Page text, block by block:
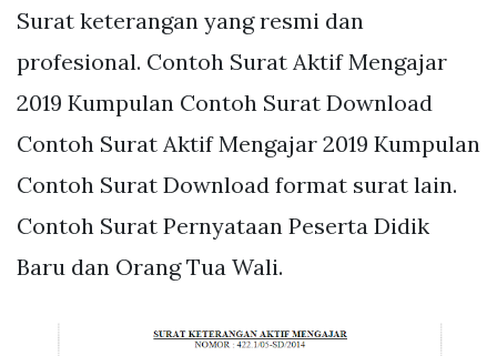
Surat keterangan yang resmi dan
profesional. Contoh Surat Aktif Mengajar
2019 Kumpulan Contoh Surat Download
Contoh Surat Aktif Mengajar 2019 Kumpulan
Contoh Surat Download format surat lain.
Contoh Surat Pernyataan Peserta Didik
Baru dan Orang Tua Wali.